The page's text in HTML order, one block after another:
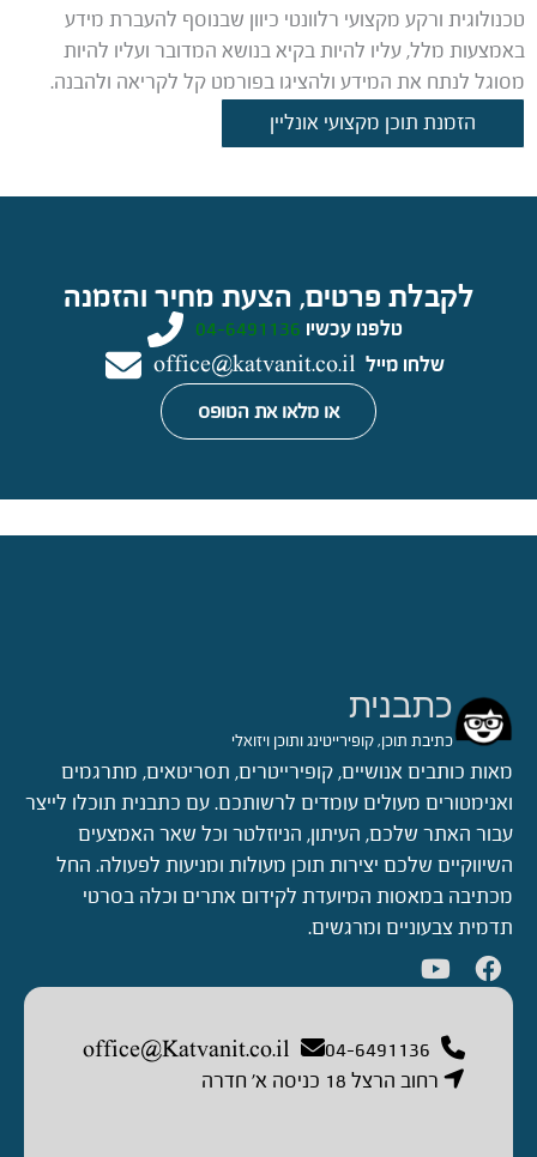
טכנולוגית ורקע מקצועי רלוונטי כיוון שבנוסף להעברת מידע
באמצעות מלל, עליו להיות בקיא בנושא המדובר ועליו להיות
מסוגל לנתח את המידע ולהציגו בפורמט קל לקריאה ולהבנה.
הזמנת תוכן מקצועי אונליין
לקבלת פרטים, הצעת מחיר והזמנה
טלפנו עכשיו 04-6491136
שלחו מייל office@katvanit.co.il
או מלאו את הטופס
כתבנית
כתיבת תוכן, קופירייטינג ותוכן ויזואלי
מאות כותבים אנושיים, קופירייטרים, תסריטאים, מתרגמים
ואנימטורים מעולים עומדים לרשותכם. עם כתבנית תוכלו לייצר
עבור האתר שלכם, העיתון, הניוזלטר וכל שאר האמצעים
השיווקיים שלכם יצירות תוכן מעולות ומניעות לפעולה. החל
מכתיבה במאסות המיועדת לקידום אתרים וכלה בסרטי
תדמית צבעוניים ומרגשים.
04-6491136
office@Katvanit.co.il
רחוב הרצל 18 כניסה א’ חדרה